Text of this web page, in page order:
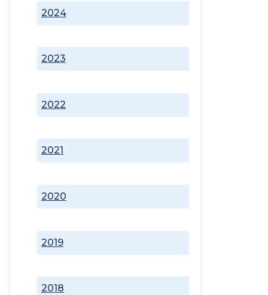
2018
2019
2020
2021
2022
2023
2024